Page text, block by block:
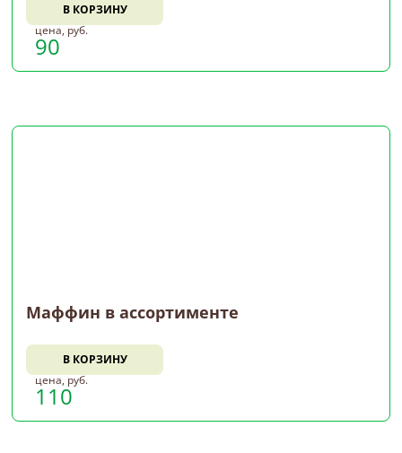
В КОРЗИНУ
цена, руб.
90
Маффин в ассортименте
В КОРЗИНУ
цена, руб.
110